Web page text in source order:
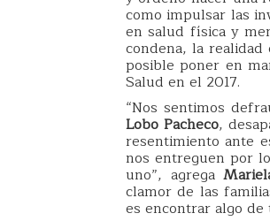
como impulsar las
en salud física y
condena, la
posible poner en
Salud en el 2017.
“Nos sentimos
Lobo Pacheco,
resentimiento ante
nos entreguen por
uno”, agrega
clamor de las
es encontrar algo